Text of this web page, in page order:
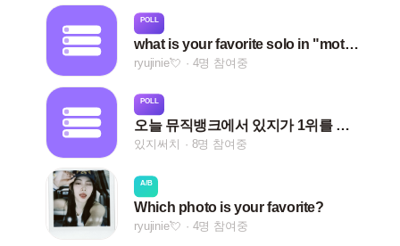
POLL
what is your favorite solo in "motto"?
ryujinie💘 4명 참여중
POLL
오늘 뮤직뱅크에서 있지가 1위를 하지 못한 거는 어떻게 생각해???🤔
있지써치 8명 참여중
A/B
Which photo is your favorite?
ryujinie💘 4명 참여중